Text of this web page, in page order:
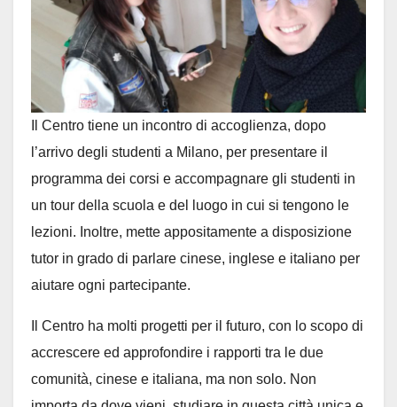
Il Centro tiene un incontro di accoglienza, dopo
l’arrivo degli studenti a Milano, per presentare il
programma dei corsi e accompagnare gli studenti in
un tour della scuola e del luogo in cui si tengono le
lezioni. Inoltre, mette appositamente a disposizione
tutor in grado di parlare cinese, inglese e italiano per
aiutare ogni partecipante.
Il Centro ha molti progetti per il futuro, con lo scopo di
accrescere ed approfondire i rapporti tra le due
comunità, cinese e italiana, ma non solo. Non